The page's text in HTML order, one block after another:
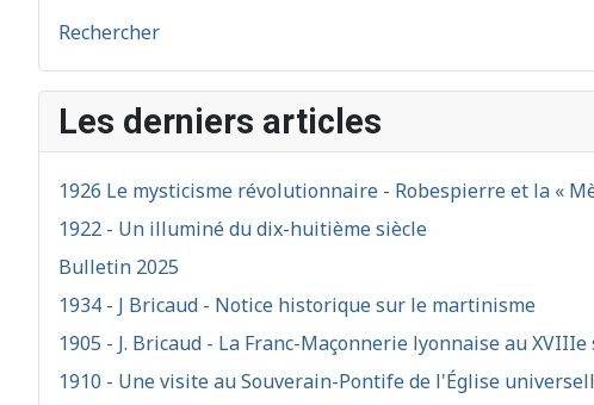
Rechercher
Les derniers articles
1926 Le mysticisme révolutionnaire - Robespierre et la «
1922 - Un illuminé du dix-huitième siècle
Bulletin 2025
1934 - J Bricaud - Notice historique sur le martinisme
1905 - J. Bricaud - La Franc-Maçonnerie lyonnaise au XVIIIe
1910 - Une visite au Souverain-Pontife de l'Église